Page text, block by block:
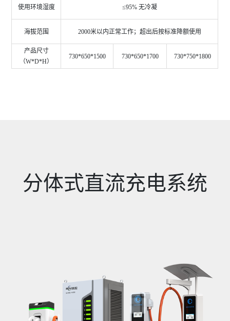
使用环境湿度 ≤95% 无冷凝
海拔范围 2000米以内正常工作；超出后按标准降额使用
产品尺寸
（W*D*H）
730*650*1500 730*650*1700 730*750*1800
分体式直流充电系统